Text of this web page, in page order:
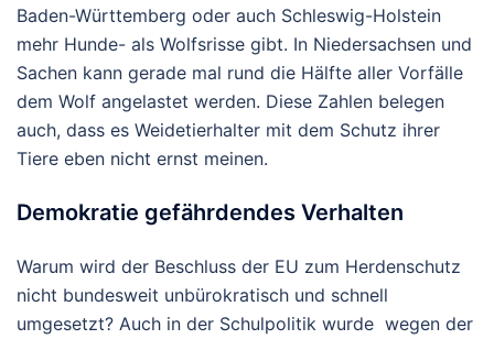
Baden-Württemberg oder auch Schleswig-Holstein
mehr Hunde- als Wolfsrisse gibt. In Niedersachsen und
Sachen kann gerade mal rund die Hälfte aller Vorfälle
dem Wolf angelastet werden. Diese Zahlen belegen
auch, dass es Weidetierhalter mit dem Schutz ihrer
Tiere eben nicht ernst meinen.
Demokratie gefährdendes Verhalten
Warum wird der Beschluss der EU zum Herdenschutz
nicht bundesweit unbürokratisch und schnell
umgesetzt? Auch in der Schulpolitik wurde wegen der